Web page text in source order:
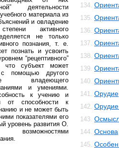
деятельности
материала из
и овладение
активного
не только
познания, т. е.
познать и усвоить
“рецептивного”
субъект может
помощью другого
владеющего
и умениями.
к учению и
от способности к
и не может быть
показателями его
уровень развития О.
134.
135.
136.
137.
138.
139.
140.
141. Орудие
142. Орудие
143.
144. Основа
145.